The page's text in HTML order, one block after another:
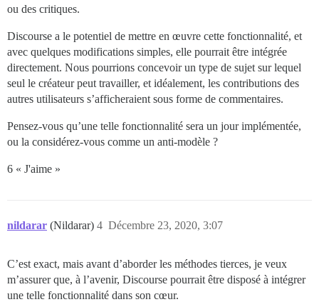
ou des critiques.
Discourse a le potentiel de mettre en œuvre cette fonctionnalité, et
avec quelques modifications simples, elle pourrait être intégrée
directement. Nous pourrions concevoir un type de sujet sur lequel
seul le créateur peut travailler, et idéalement, les contributions des
autres utilisateurs s’afficheraient sous forme de commentaires.
Pensez-vous qu’une telle fonctionnalité sera un jour implémentée,
ou la considérez-vous comme un anti-modèle ?
6 « J'aime »
nildarar (Nildarar) Décembre 23, 2020, 3:07
4
C’est exact, mais avant d’aborder les méthodes tierces, je veux
m’assurer que, à l’avenir, Discourse pourrait être disposé à intégrer
une telle fonctionnalité dans son cœur.